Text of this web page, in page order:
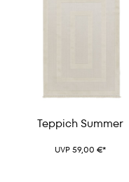
Teppich Summer
UVP 59,00 €*